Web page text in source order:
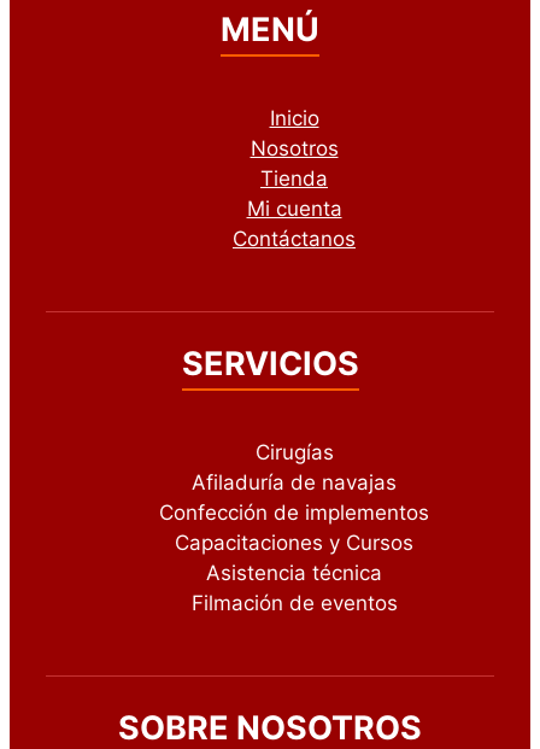
MENÚ
Inicio
Nosotros
Tienda
Mi cuenta
Contáctanos
SERVICIOS
Cirugías
Afiladuría de navajas
Confección de implementos
Capacitaciones y Cursos
Asistencia técnica
Filmación de eventos
SOBRE NOSOTROS